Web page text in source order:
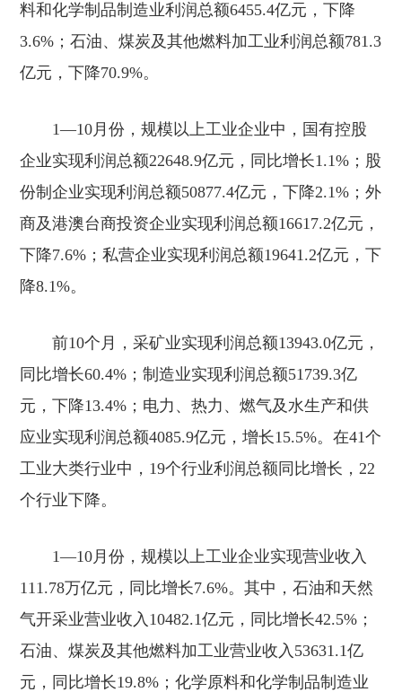
料和化学制品制造业利润总额6455.4亿元，下降
3.6% ；石油、煤炭及其他燃料加工业利润总额781.3
亿元，下降70.9%。
1—10月份，规模以上工业企业中，国有控股
企业实现利润总额22648.9亿元，同比增长1.1% ；股
份制企业实现利润总额50877.4亿元，下降2.1% ；外
商及港澳台商投资企业实现利润总额16617.2亿元，
下降7.6% ；私营企业实现利润总额19641.2亿元，下
降8.1%。
前10个月，采矿业实现利润总额13943.0亿元，
同比增长60.4% ；制造业实现利润总额51739.3亿
元，下降13.4% ；电力、热力、燃气及水生产和供
应业实现利润总额4085.9亿元，增长15.5%。在41个
工业大类行业中， 19个行业利润总额同比增长，22
个行业下降。
1—10月份，规模以上工业企业实现营业收入
111.78万亿元，同比增长7.6%。其中，石油和天然
气开采业营业收入 10482.1亿元，同比增长42.5% ；
石油、煤炭及其他燃料加工业营业收入 53631.1亿
元，同比增长19.8% ；化学原料和化学制品制造业